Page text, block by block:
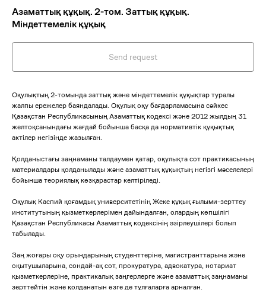
Азаматтық құқық. 2-том. Заттық құқық.
Міндеттемелік құқық
Send request
Оқулықтың 2-томында заттық және міндеттемелік құқықтар туралы
жалпы ережелер баяндалады. Оқулық оқу бағдарламасына сәйкес
Қазақстан Республикасының Азаматтық кодексі және 2012 жылдың 31
желтоқсанындағы жағдай бойынша басқа да нормативтік құқықтық
актілер негізінде жазылған.
Қолданыстағы заңнаманы талдаумен қатар, оқулықта сот практикасының
материалдары қолданылады және азаматтық құқықтың негізгі мәселелері
бойынша теориялық көзқарастар келтіріледі.
Оқулық Каспий қоғамдық университетінің Жеке құқық ғылыми-зерттеу
институтының қызметкерлерімен дайындалған, олардың көпшілігі
Қазақстан Республикасы Азаматтық кодексінің әзірлеушілері болып
табылады.
Заң жоғары оқу орындарының студенттеріне, магистранттарына және
оқытушыларына, сондай-ақ сот, прокуратура, адвокатура, нотариат
қызметкерлеріне, практикалық заңгерлерге және азаматтық заңнаманы
зерттейтін және қолданатын өзге де тұлғаларға арналған.